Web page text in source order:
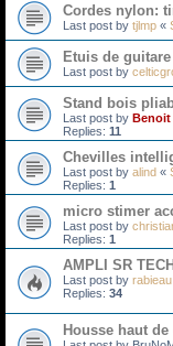
Cordes nylon:
Last post by tjlmp «
Etuis de
Last post by
Stand bois
Last post by Benoit
Replies: 11
Chevilles
Last post by alind «
Replies: 1
micro stimer
Last post by
Replies: 1
AMPLI SR
Last post by rabieau
Replies: 34
Housse haut